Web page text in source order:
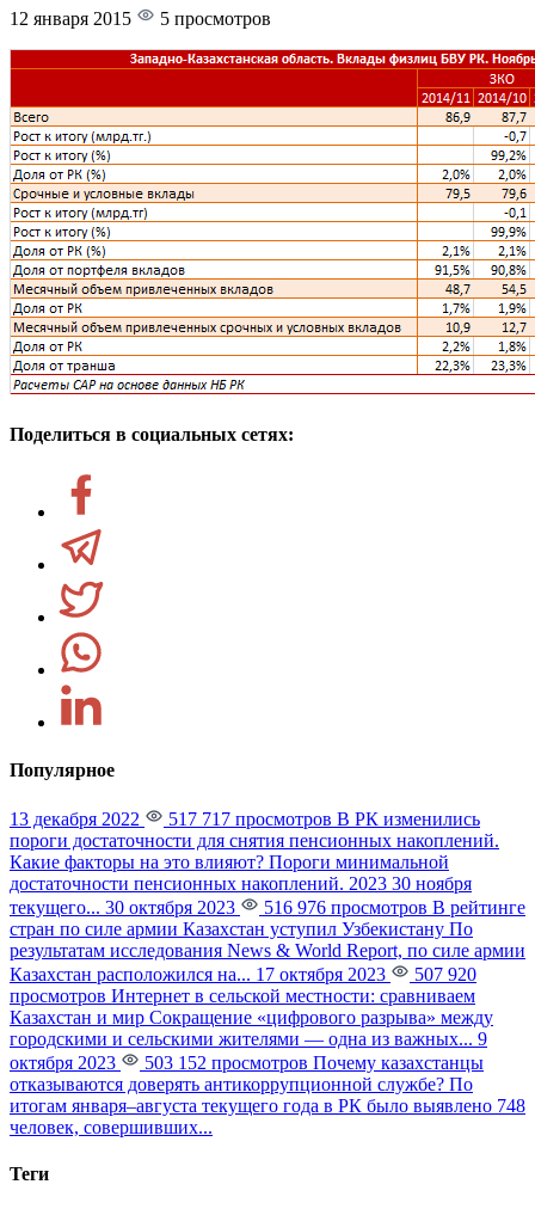
12 января 2015 5 просмотров
Поделиться в социальных сетях:
Популярное
13 декабря 2022 517 717 просмотров В РК изменились
пороги достаточности для снятия пенсионных накоплений.
Какие факторы на это влияют? Пороги минимальной
достаточности пенсионных накоплений. 2023 30 ноября
текущего... 30 октября 2023 516 976 просмотров В рейтинге
стран по силе армии Казахстан уступил Узбекистану По
результатам исследования News & World Report, по силе армии
Казахстан расположился на... 17 октября 2023
507 920
просмотров Интернет в сельской местности: сравниваем
Казахстан и мир Сокращение «цифрового разрыва» между
городскими и сельскими жителями — одна из важных... 9
октября 2023
503 152 просмотров Почему казахстанцы
отказываются доверять антикоррупционной службе? По
итогам января–августа текущего года в РК было выявлено 748
человек, совершивших...
Теги